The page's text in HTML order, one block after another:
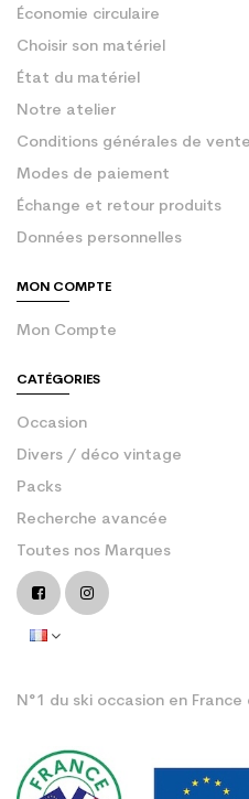
Économie circulaire
Choisir son matériel
État du matériel
Notre atelier
Conditions générales de
Modes de paiement
Échange et retour produits
Données personnelles
MON COMPTE
Mon Compte
CATÉGORIES
Occasion
Divers / déco vintage
Packs
Recherche avancée
Toutes nos Marques
N°1 du ski occasion en France